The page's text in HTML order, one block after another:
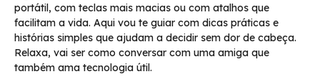
portátil, com teclas mais macias ou com atalhos que
facilitam a vida. Aqui vou te guiar com dicas práticas e
histórias simples que ajudam a decidir sem dor de cabeça.
Relaxa, vai ser como conversar com uma amiga que
também ama tecnologia útil.